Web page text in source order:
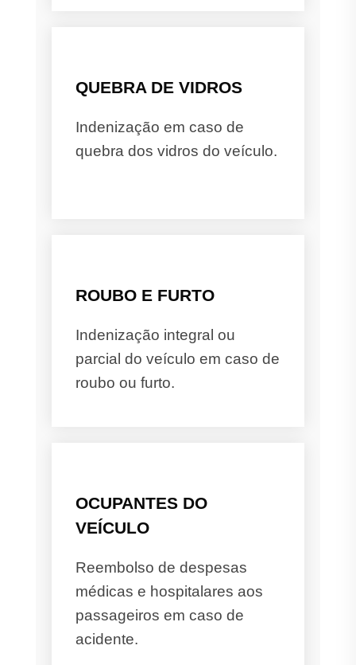
QUEBRA DE VIDROS
Indenização em caso de
quebra dos vidros do veículo.
ROUBO E FURTO
Indenização integral ou
parcial do veículo em caso de
roubo ou furto.
OCUPANTES DO
VEÍCULO
Reembolso de despesas
médicas e hospitalares aos
passageiros em caso de
acidente.